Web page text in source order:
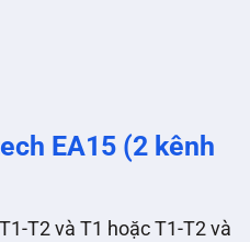
EA15 (2 kênh
T2 và T1 hoặc T1-T2 và